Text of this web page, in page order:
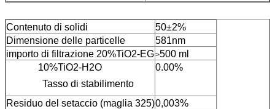
Contenuto di solidi
50±2%
Dimensione delle particelle
581nm
importo di filtrazione 20%TiO2-EG>500 ml
10%TiO2-H2O
Tasso di stabilimento
0.00%
Residuo del setaccio (maglia 325)0,003%